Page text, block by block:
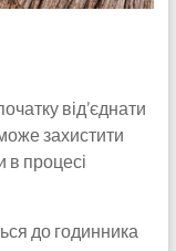
від’єднати
захистити
в процесі
до годинника